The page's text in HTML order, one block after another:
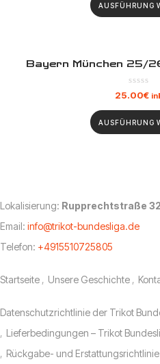
AUSFÜHRUNG
Bayern München 25/
25.00€
AUSFÜHRUNG
Lokalisierung: Rupprechtstraße
Email: info@trikot-bundesliga.de
Telefon: +4915510725805
Startseite
Unsere Geschichte
Datenschutzrichtlinie der Trikot
Lieferbedingungen – Trikot
Rückgabe- und Erstattungsrichtlinie